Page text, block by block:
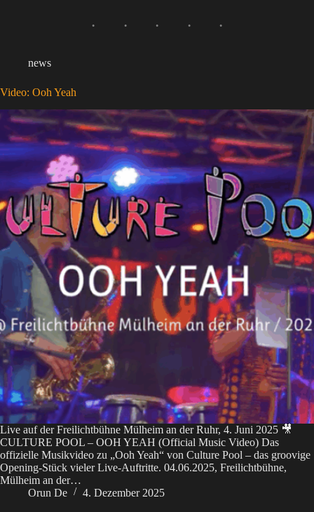
news
Video: Ooh Yeah
Live auf der Freilichtbühne Mülheim an der Ruhr, 4. Juni 2025 🎥
CULTURE POOL – OOH YEAH (Official Music Video) Das
offizielle Musikvideo zu „Ooh Yeah“ von Culture Pool – das groovige
Opening-Stück vieler Live-Auftritte. 04.06.2025, Freilichtbühne,
Mülheim an der…
Orun De
4. Dezember 2025